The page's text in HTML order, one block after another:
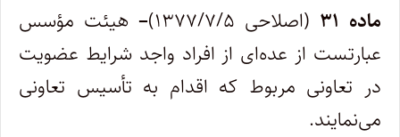
ماده ۳۱
(اصلاحی ۱۳۷۷/۷/۵) – هیئت مؤسس
عبارتست از عده‌ای از افراد واجد شرایط عضویت
در تعاونی مربوط که اقدام به تأسیس تعاونی
می‌نمایند.